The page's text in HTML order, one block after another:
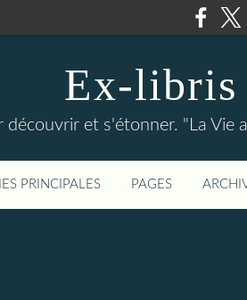
Ex-libris
découvrir et s'étonner. "La Vie
PRINCIPALES PAGES